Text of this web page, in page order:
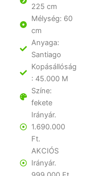
225 cm
Mélység: 60
cm
Anyaga:
Santiago
Kopásállóság
: 45.000 M
Színe:
fekete
Irányár.
1.690.000
Ft.
AKCIÓS
Irányár.